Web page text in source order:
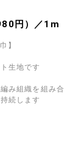
円）／1m
】
生地です
み組織を組み合
続します